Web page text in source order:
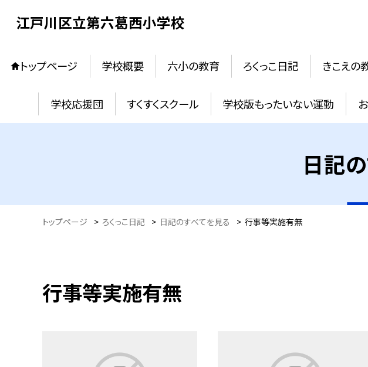
江戸川区立第六葛西小学校
トップページ 学校概要 六小の教育 ろくっこ日記 きこえの
学校応援団 すくすくスクール 学校版もったいない運動
日記
トップページ > ろくっこ日記 > 日記のすべてを見る > 行事等実施有無
行事等実施有無